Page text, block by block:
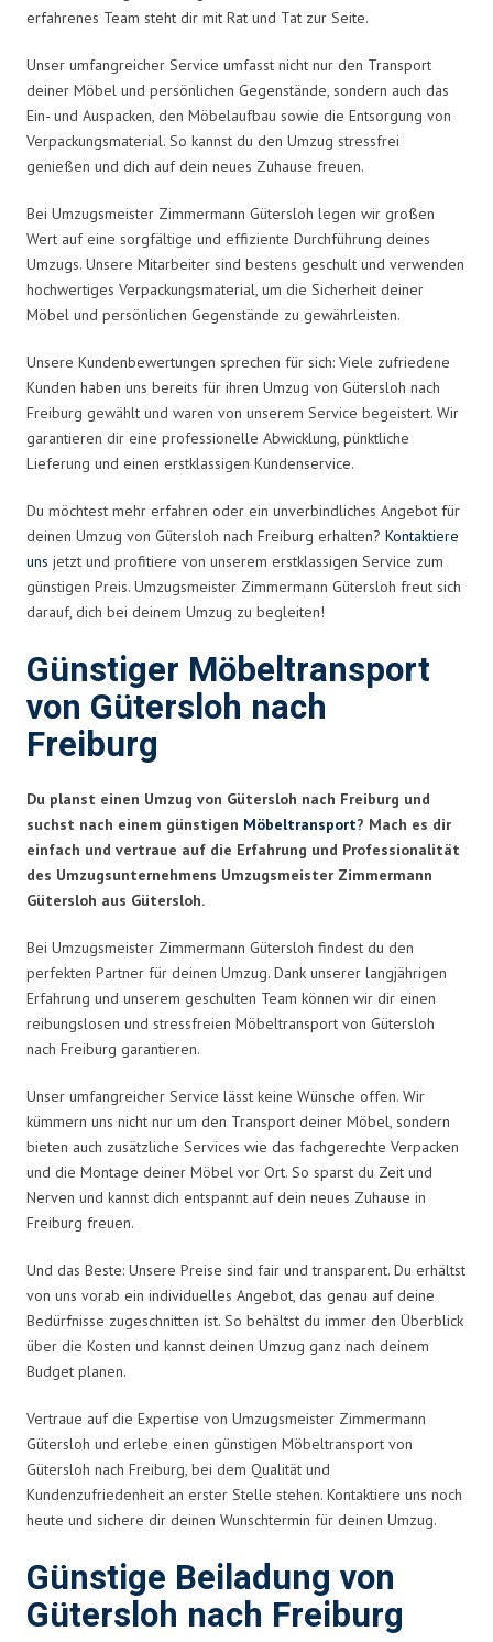
erfahrenes Team steht dir mit Rat und Tat zur Seite.
Unser umfangreicher Service umfasst nicht nur den Transport
deiner Möbel und persönlichen Gegenstände, sondern auch das
Ein- und Auspacken, den Möbelaufbau sowie die Entsorgung von
Verpackungsmaterial. So kannst du den Umzug stressfrei
genießen und dich auf dein neues Zuhause freuen.
Bei Umzugsmeister Zimmermann Gütersloh legen wir großen
Wert auf eine sorgfältige und effiziente Durchführung deines
Umzugs. Unsere Mitarbeiter sind bestens geschult und verwenden
hochwertiges Verpackungsmaterial, um die Sicherheit deiner
Möbel und persönlichen Gegenstände zu gewährleisten.
Unsere Kundenbewertungen sprechen für sich: Viele zufriedene
Kunden haben uns bereits für ihren Umzug von Gütersloh nach
Freiburg gewählt und waren von unserem Service begeistert. Wir
garantieren dir eine professionelle Abwicklung, pünktliche
Lieferung und einen erstklassigen Kundenservice.
Du möchtest mehr erfahren oder ein unverbindliches Angebot für
deinen Umzug von Gütersloh nach Freiburg erhalten? Kontaktiere
uns jetzt und profitiere von unserem erstklassigen Service zum
günstigen Preis. Umzugsmeister Zimmermann Gütersloh freut sich
darauf, dich bei deinem Umzug zu begleiten!
Günstiger Möbeltransport
von Gütersloh nach
Freiburg
Du planst einen Umzug von Gütersloh nach Freiburg und
suchst nach einem günstigen Möbeltransport? Mach es dir
einfach und vertraue auf die Erfahrung und Professionalität
des Umzugsunternehmens Umzugsmeister Zimmermann
Gütersloh aus Gütersloh.
Bei Umzugsmeister Zimmermann Gütersloh findest du den
perfekten Partner für deinen Umzug. Dank unserer langjährigen
Erfahrung und unserem geschulten Team können wir dir einen
reibungslosen und stressfreien Möbeltransport von Gütersloh
nach Freiburg garantieren.
Unser umfangreicher Service lässt keine Wünsche offen. Wir
kümmern uns nicht nur um den Transport deiner Möbel, sondern
bieten auch zusätzliche Services wie das fachgerechte Verpacken
und die Montage deiner Möbel vor Ort. So sparst du Zeit und
Nerven und kannst dich entspannt auf dein neues Zuhause in
Freiburg freuen.
Und das Beste: Unsere Preise sind fair und transparent. Du erhältst
von uns vorab ein individuelles Angebot, das genau auf deine
Bedürfnisse zugeschnitten ist. So behältst du immer den Überblick
über die Kosten und kannst deinen Umzug ganz nach deinem
Budget planen.
Vertraue auf die Expertise von Umzugsmeister Zimmermann
Gütersloh und erlebe einen günstigen Möbeltransport von
Gütersloh nach Freiburg, bei dem Qualität und
Kundenzufriedenheit an erster Stelle stehen. Kontaktiere uns noch
heute und sichere dir deinen Wunschtermin für deinen Umzug.
Günstige Beiladung von
Gütersloh nach Freiburg